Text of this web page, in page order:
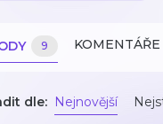
9 KOMENTÁŘE
dle: Nejnovější